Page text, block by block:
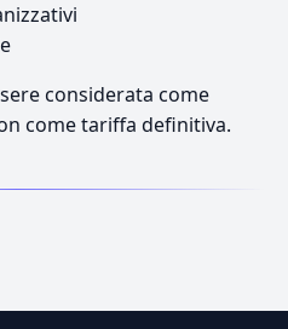
considerata come
come tariffa definitiva.